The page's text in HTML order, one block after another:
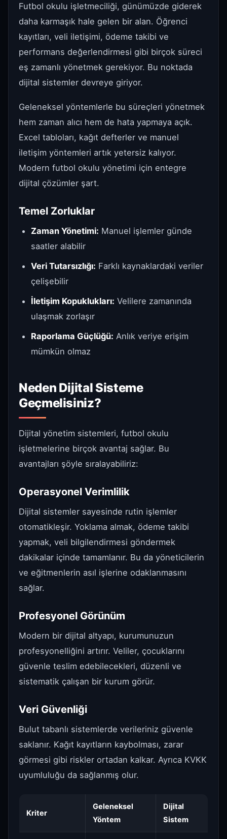
Futbol okulu işletmeciliği, günümüzde giderek
daha karmaşık hale gelen bir alan. Öğrenci
kayıtları, veli iletişimi, ödeme takibi ve
performans değerlendirmesi gibi birçok süreci
eş zamanlı yönetmek gerekiyor. Bu noktada
dijital sistemler devreye giriyor.
Geleneksel yöntemlerle bu süreçleri yönetmek
hem zaman alıcı hem de hata yapmaya açık.
Excel tabloları, kağıt defterler ve manuel
iletişim yöntemleri artık yetersiz kalıyor.
Modern futbol okulu yönetimi için entegre
dijital çözümler şart.
Temel Zorluklar
Zaman Yönetimi: Manuel işlemler günde
saatler alabilir
Veri Tutarsızlığı: Farklı kaynaklardaki veriler
çelişebilir
İletişim Kopuklukları: Velilere zamanında
ulaşmak zorlaşır
Raporlama Güçlüğü: Anlık veriye erişim
mümkün olmaz
Neden Dijital Sisteme
Geçmelisiniz?
Dijital yönetim sistemleri, futbol okulu
işletmelerine birçok avantaj sağlar. Bu
avantajları şöyle sıralayabiliriz:
Operasyonel Verimlilik
Dijital sistemler sayesinde rutin işlemler
otomatikleşir. Yoklama almak, ödeme takibi
yapmak, veli bilgilendirmesi göndermek
dakikalar içinde tamamlanır. Bu da yöneticilerin
ve eğitmenlerin asıl işlerine odaklanmasını
sağlar.
Profesyonel Görünüm
Modern bir dijital altyapı, kurumunuzun
profesyonelliğini artırır. Veliler, çocuklarını
güvenle teslim edebilecekleri, düzenli ve
sistematik çalışan bir kurum görür.
Veri Güvenliği
Bulut tabanlı sistemlerde verileriniz güvenle
saklanır. Kağıt kayıtların kaybolması, zarar
görmesi gibi riskler ortadan kalkar. Ayrıca KVKK
uyumluluğu da sağlanmış olur.
Kriter
Geleneksel
Yöntem
Dijital
Sistem